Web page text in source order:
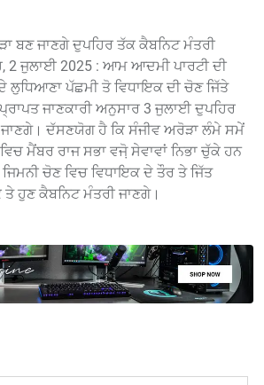
ਬਣ ਜਾਣਗੇ ਦੁਪਹਿਰ ਤੱਕ ਕੈਬਨਿਟ ਮੰਤਰੀ
2 ਜੁਲਾਈ 2025 : ਆਮ ਆਦਮੀ ਪਾਰਟੀ ਦੀ
ਲੁਧਿਆਣਾ ਪੱਛਮੀ ਤੋ ਵਿਧਾਇਕ ਦੀ ਚੋਣ ਜਿੱਤੇ
ਜਾਣਕਾਰੀ ਅਨੁਸਾਰ 3 ਜੁਲਾਈ ਦੁਪਹਿਰ
ਦੱਸਣਯੋਗ ਹੈ ਕਿ ਸੰਜੀਵ ਅਰੋੜਾ ਲੰਮੇ ਸਮੇਂ
ਮੈਂਬਰ ਰਾਜ ਸਭਾ ਵਜੋ਼ ਸੇਵਾਵਾਂ ਨਿਭਾ ਚੁੱਕੇ ਹਨ
ਚੋਣ ਵਿਚ ਵਿਧਾਇਕ ਦੇ ਤੌਰ ਤੇ ਜਿੱਤ
ਹੁਣ ਕੈਬਨਿਟ ਮੰਤਰੀ ਜਾਣਗੇ।